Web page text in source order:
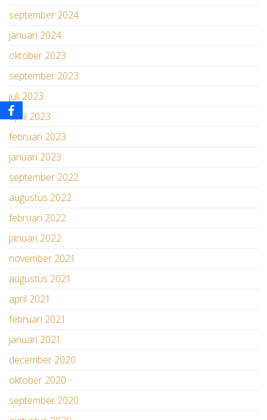
september 2024
januari 2024
oktober 2023
september 2023
juli 2023
april 2023
februari 2023
januari 2023
september 2022
augustus 2022
februari 2022
januari 2022
november 2021
augustus 2021
april 2021
februari 2021
januari 2021
december 2020
oktober 2020
september 2020